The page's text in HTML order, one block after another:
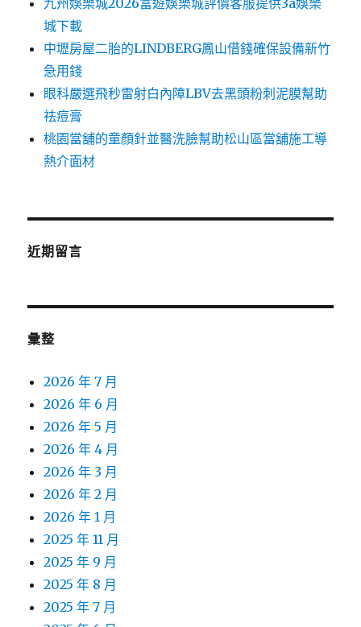
九州娛樂城2026富遊娛樂城評價客服提供3a娛樂
城下載
中壢房屋二胎的LINDBERG鳳山借錢確保設備新竹
急用錢
眼科嚴選飛秒雷射白內障LBV去黑頭粉刺泥膜幫助
祛痘膏
桃園當舖的童顏針並醫洗臉幫助松山區當舖施工導
熱介面材
近期留言
彙整
2026 年 7 月
2026 年 6 月
2026 年 5 月
2026 年 4 月
2026 年 3 月
2026 年 2 月
2026 年 1 月
2025 年 11 月
2025 年 9 月
2025 年 8 月
2025 年 7 月